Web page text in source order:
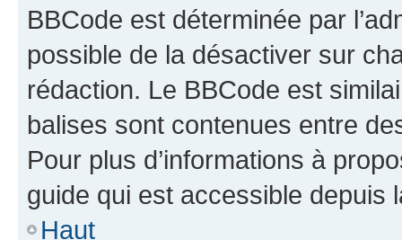
BBCode est déterminée par
possible de la désactiver sur
rédaction. Le BBCode est
balises sont contenues entre
Pour plus d’informations à
guide qui est accessible depuis
Haut